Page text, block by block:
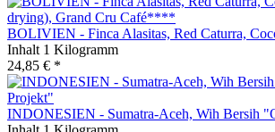
BOLIVIEN - Finca Alasitas, Red Caturra,
Inhalt 1 Kilogramm
24,85 € *
INDONESIEN - Sumatra-Aceh, Wih Bersih